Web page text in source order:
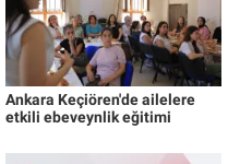
Ankara Keçiören'de ailelere
etkili ebeveynlik eğitimi